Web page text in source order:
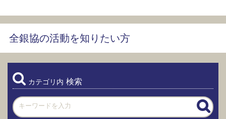
全銀協の活動を知りたい方
カテゴリ内 検索